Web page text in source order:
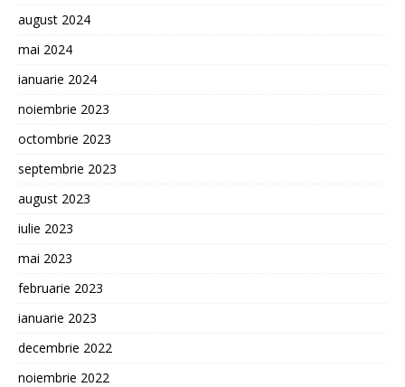
august 2024
mai 2024
ianuarie 2024
noiembrie 2023
octombrie 2023
septembrie 2023
august 2023
iulie 2023
mai 2023
februarie 2023
ianuarie 2023
decembrie 2022
noiembrie 2022